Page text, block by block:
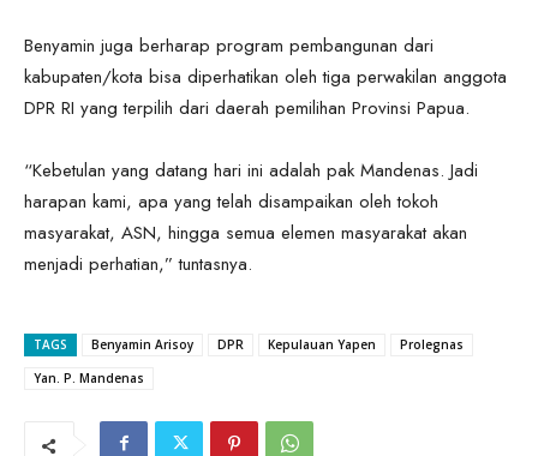
Benyamin juga berharap program pembangunan dari
kabupaten/kota bisa diperhatikan oleh tiga perwakilan anggota
DPR RI yang terpilih dari daerah pemilihan Provinsi Papua.
“Kebetulan yang datang hari ini adalah pak Mandenas. Jadi
harapan kami, apa yang telah disampaikan oleh tokoh
masyarakat, ASN, hingga semua elemen masyarakat akan
menjadi perhatian,” tuntasnya.
TAGS Benyamin Arisoy DPR Kepulauan Yapen
Prolegnas
Yan. P. Mandenas